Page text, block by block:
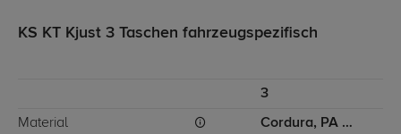
KS KT Kjust 3 Taschen fahrzeugspezifisch
3
Material Cordura, PA (Polyamid), PU (Polyurethan)